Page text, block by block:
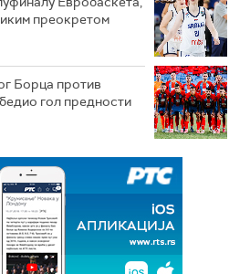
преокретом
Борца против
гол предности